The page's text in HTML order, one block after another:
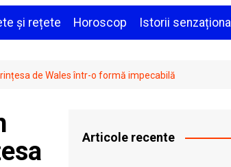
și rețete Horoscop Istorii
de Wales într-o formă impecabilă
Articole recente